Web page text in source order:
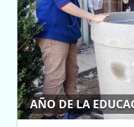
AÑO DE LA